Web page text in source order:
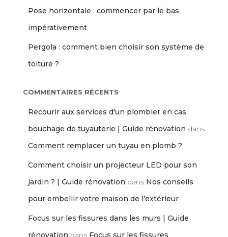
Pose horizontale : commencer par le bas
impérativement
Pergola : comment bien choisir son système de
toiture ?
COMMENTAIRES RÉCENTS
Recourir aux services d'un plombier en cas
bouchage de tuyauterie | Guide rénovation dans
Comment remplacer un tuyau en plomb ?
Comment choisir un projecteur LED pour son
jardin ? | Guide rénovation dans Nos conseils
pour embellir votre maison de l’extérieur
Focus sur les fissures dans les murs | Guide
rénovation dans Focus sur les fissures